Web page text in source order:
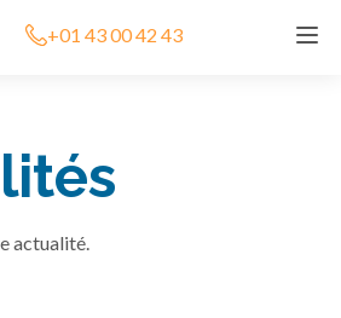
+01 43 00 42 43
actualité.